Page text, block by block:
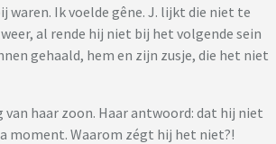
Ik voelde gêne. J. lijkt die niet te
al rende hij niet bij het volgende sein
gehaald, hem en zijn zusje, die het niet
haar zoon. Haar antwoord: dat hij niet
moment. Waarom zégt hij het niet?!